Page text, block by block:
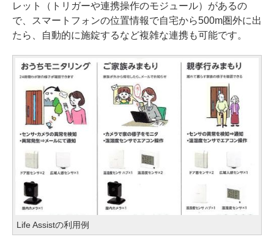
レット（トリガーや連携操作のモジュール）があるの
で、スマートフォンの位置情報で自宅から500m圏外に出
たら、自動的に施錠するなど複雑な連携も可能です。
Life Assistの利用例